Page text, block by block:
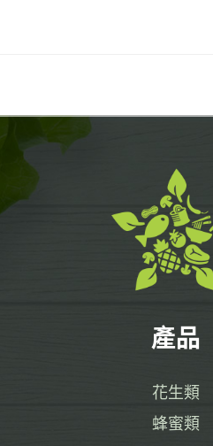
產品
花生類
蜂蜜類